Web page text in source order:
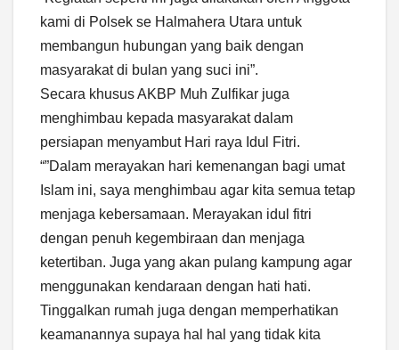
kami di Polsek se Halmahera Utara untuk
membangun hubungan yang baik dengan
masyarakat di bulan yang suci ini”.
Secara khusus AKBP Muh Zulfikar juga
menghimbau kepada masyarakat dalam
persiapan menyambut Hari raya Idul Fitri.
“”Dalam merayakan hari kemenangan bagi umat
Islam ini, saya menghimbau agar kita semua tetap
menjaga kebersamaan. Merayakan idul fitri
dengan penuh kegembiraan dan menjaga
ketertiban. Juga yang akan pulang kampung agar
menggunakan kendaraan dengan hati hati.
Tinggalkan rumah juga dengan memperhatikan
keamanannya supaya hal hal yang tidak kita